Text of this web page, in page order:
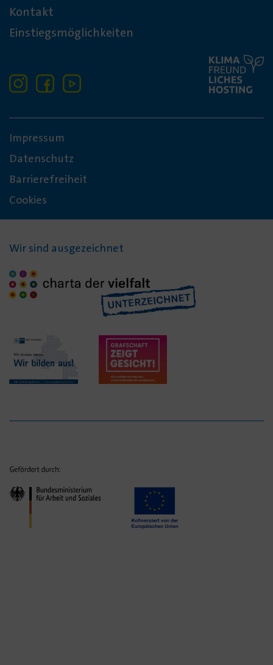
Kontakt
Einstiegsmöglichkeiten
Impressum
Datenschutz
Barrierefreiheit
Cookies
Wir sind ausgezeichnet